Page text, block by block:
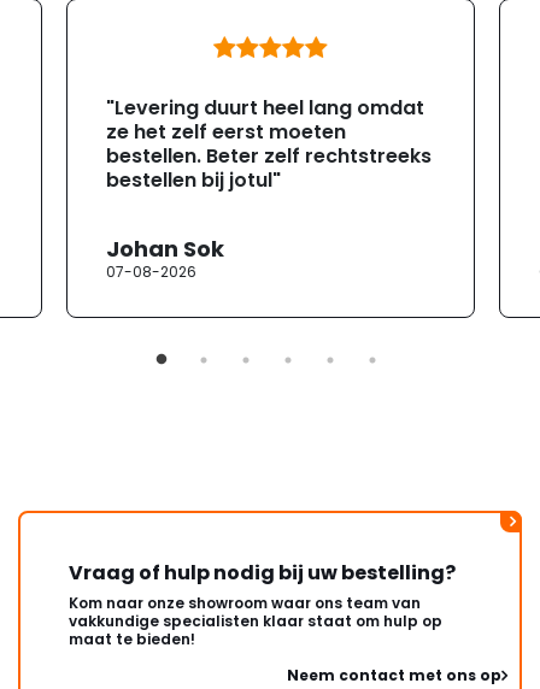
"Levering duurt heel lang omdat
ze het zelf eerst moeten
bestellen. Beter zelf rechtstreeks
bestellen bij jotul"
Johan Sok
07-08-2026
Vraag of hulp nodig bij uw bestelling?
Kom naar onze showroom waar ons team van
vakkundige specialisten klaar staat om hulp op
maat te bieden!
Neem contact met ons op